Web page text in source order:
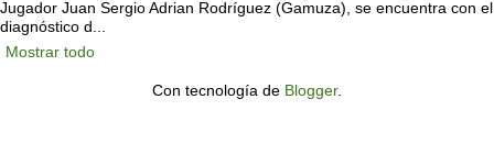
Jugador Juan Sergio Adrian Rodríguez (Gamuza), se encuentra con el
diagnóstico d...
Mostrar todo
Con tecnología de Blogger.